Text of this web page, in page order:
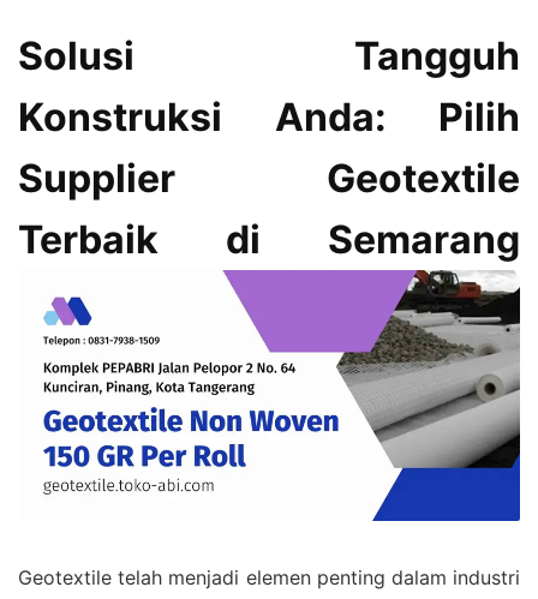
Solusi Tangguh
Konstruksi Anda: Pilih
Supplier Geotextile
Terbaik di Semarang
Geotextile telah menjadi elemen penting dalam industri